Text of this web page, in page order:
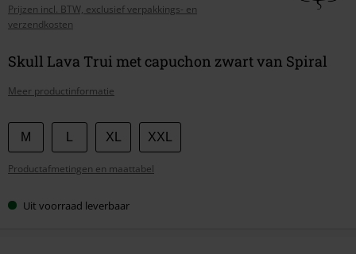
Prijzen incl. BTW, exclusief verpakkings- en
verzendkosten
Skull Lava Trui met capuchon zwart van Spiral
Meer productinformatie
Kies
je
maat
M XL XXL
Productafmetingen en maattabel
Uit voorraad leverbaar